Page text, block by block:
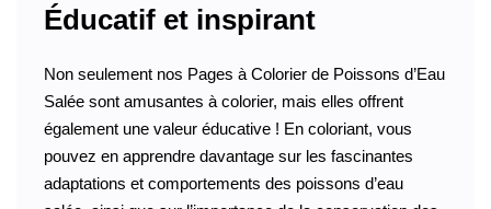
Éducatif et inspirant
Non seulement nos Pages à Colorier de Poissons d’Eau
Salée sont amusantes à colorier, mais elles offrent
également une valeur éducative ! En coloriant, vous
pouvez en apprendre davantage sur les fascinantes
adaptations et comportements des poissons d’eau